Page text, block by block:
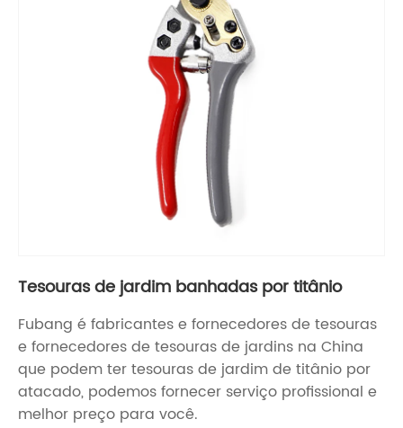
Tesouras de jardim banhadas por titânio
Fubang é fabricantes e fornecedores de tesouras
e fornecedores de tesouras de jardins na China
que podem ter tesouras de jardim de titânio por
atacado, podemos fornecer serviço profissional e
melhor preço para você.